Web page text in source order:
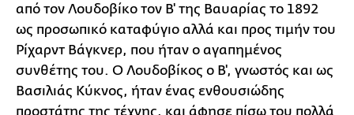
από τον Λουδοβίκο τον Β' της Βαυαρίας το 1892
ως προσωπικό καταφύγιο αλλά και προς τιμήν του
Ρίχαρντ Βάγκνερ, που ήταν ο αγαπημένος
συνθέτης του. Ο Λουδοβίκος ο Β', γνωστός και ως
Βασιλιάς Κύκνος, ήταν ένας ενθουσιώδης
προστάτης της τέχνης, και άφησε πίσω του πολλά